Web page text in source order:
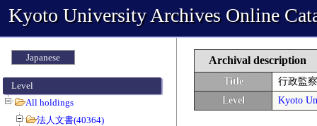
Kyoto University Archives Online
Japanese
Level
All holdings
法人文書(40364)
Archival description
Title
行政監
Level
Kyoto